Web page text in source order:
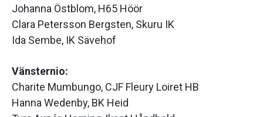
Johanna Östblom, H65 Höör
Clara Petersson Bergsten, Skuru IK
Ida Sembe, IK Sävehof
Vänsternio:
Charite Mumbungo, CJF Fleury Loiret HB
Hanna Wedenby, BK Heid